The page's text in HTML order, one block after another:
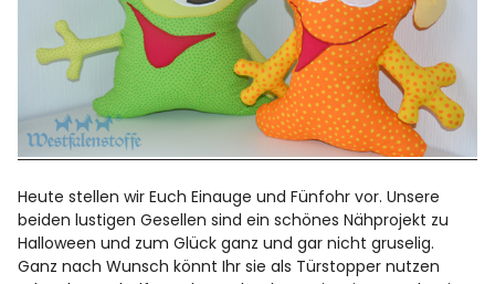
Heute stellen wir Euch Einauge und Fünfohr vor. Unsere
beiden lustigen Gesellen sind ein schönes Nähprojekt zu
Halloween und zum Glück ganz und gar nicht gruselig.
Ganz nach Wunsch könnt Ihr sie als Türstopper nutzen